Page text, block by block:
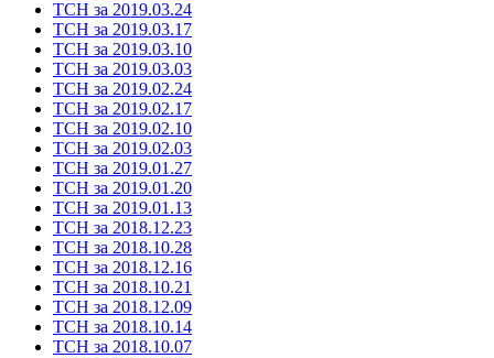
ТСН за 2019.03.24
ТСН за 2019.03.17
ТСН за 2019.03.10
ТСН за 2019.03.03
ТСН за 2019.02.24
ТСН за 2019.02.17
ТСН за 2019.02.10
ТСН за 2019.02.03
ТСН за 2019.01.27
ТСН за 2019.01.20
ТСН за 2019.01.13
ТСН за 2018.12.23
ТСН за 2018.10.28
ТСН за 2018.12.16
ТСН за 2018.10.21
ТСН за 2018.12.09
ТСН за 2018.10.14
ТСН за 2018.10.07